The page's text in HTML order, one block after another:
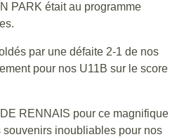
PARK était au programme
par une défaite 2-1 de nos
pour nos U11B sur le score
RENNAIS pour ce magnifique
inoubliables pour nos